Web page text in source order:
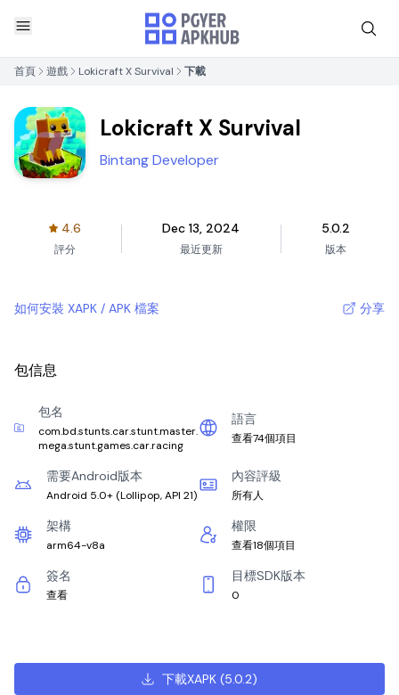
首頁 遊戲 Lokicraft X Survival 下載
Lokicraft X Survival
Bintang Developer
4.6
評分
Dec 13, 2024
最近更新
5.0.2
版本
如何安裝 XAPK / APK 檔案 分享
包信息
包名
com.bd.stunts.car.stunt.master.
mega.stunt.games.car.racing
語言
查看74個項目
需要Android版本
Android 5.0+ (Lollipop, API 21)
內容評級
所有人
架構
arm64-v8a
權限
查看18個項目
簽名
查看
目標SDK版本
0
下載XAPK (5.0.2)